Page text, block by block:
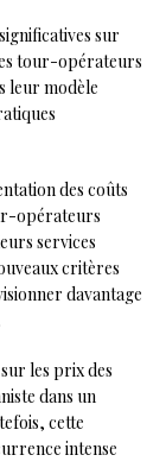
sur
tour-opérateurs
leur modèle
des coûts
opérateurs
services
critères
davantage
les prix des
dans un
cette
intense